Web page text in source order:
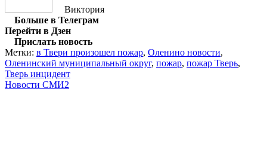
Виктория
Больше в Телеграм
Перейти в Дзен
Прислать новость
Метки: в Твери произошел пожар, Оленино новости,
Оленинский муниципальный округ, пожар, пожар Тверь,
Тверь инцидент
Новости СМИ2